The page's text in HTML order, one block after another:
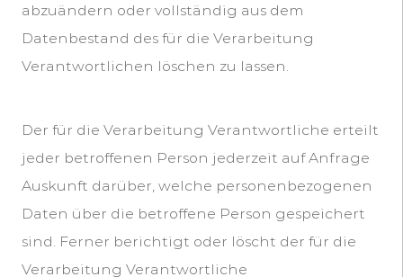
abzuändern oder vollständig aus dem
Datenbestand des für die Verarbeitung
Verantwortlichen löschen zu lassen.
Der für die Verarbeitung Verantwortliche erteilt
jeder betroffenen Person jederzeit auf Anfrage
Auskunft darüber, welche personenbezogenen
Daten über die betroffene Person gespeichert
sind. Ferner berichtigt oder löscht der für die
Verarbeitung Verantwortliche